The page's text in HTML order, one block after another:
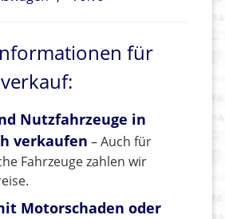
für
Nutzfahrzeuge in
verkaufen – Auch für
Fahrzeuge zahlen wir
Motorschaden oder